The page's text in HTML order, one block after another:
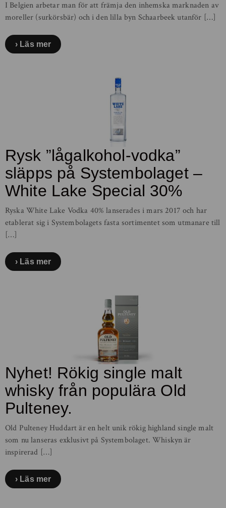
I Belgien arbetar man för att främja den inhemska marknaden av
moreller (surkörsbär) och i den lilla byn Schaarbeek utanför […]
Läs mer
Rysk ”lågalkohol-vodka”
släpps på Systembolaget –
White Lake Special 30%
Ryska White Lake Vodka 40% lanserades i mars 2017 och har
etablerat sig i Systembolagets fasta sortimentet som utmanare till
[…]
Läs mer
Nyhet! Rökig single malt
whisky från populära Old
Pulteney.
Old Pulteney Huddart är en helt unik rökig highland single malt
som nu lanseras exklusivt på Systembolaget. Whiskyn är
inspirerad […]
Läs mer